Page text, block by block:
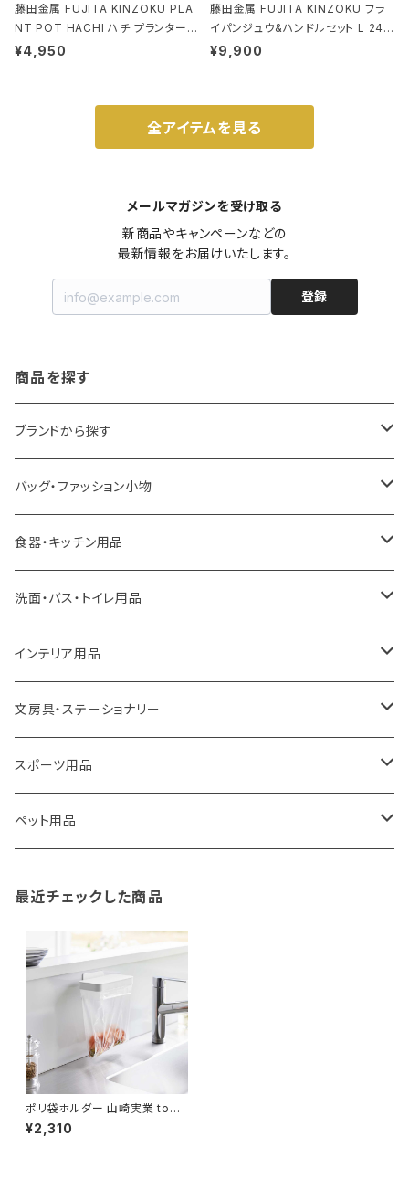
藤田金属 FUJITA KINZOKU PLA
NT POT HACHI ハチ プランターポ
ット 3号 ブラック
¥4,950
藤田金属 FUJITA KINZOKU フラ
イパンジュウ&ハンドルセット L 24c
m ガス火・IH対応 鉄フライパン ウォ
¥9,900
全アイテムを見る
メールマガジンを受け取る
新商品やキャンペーンなどの
最新情報をお届けいたします。
登録
商品を探す
ブランドから探す
LOQI
ideaco
a.depeche
ROOTOTE
100percent
藤田金属
TG
paperblanks
KIND BAG LONDON
tower
バッグ・ファッション小物
エコバッグ
アクセサリー
トートバッグ
保冷バッグ
リュックサック
ショルダーバッグ
スポーツバッグ
マザーズバッグ
パソコンケース
バッグアクセサリー
食器・キッチン用品
キッチンラック
キッチンペーパーホルダー
食器・テーブルウェア
ゴミ箱
収納用品
ソープディスペンサー
タオルハンガー
調理器具・調理小物
ディッシュラック
洗面・バス・トイレ用品
洗面用品
掃除・洗濯用品
トイレ用品
バス用品
インテリア用品
アイロン台
アクセサリー収納
ウェットティッシュケース
ガーデニング用品
クッション・クッションカバー
玄関収納
文房具・ステーショナリー
筆記具・ペン
ノート
スポーツ用品
卓球用品
ペット用品
猫用グッズ
最近チェックした商品
ポリ袋ホルダー 山崎実業 towe
r タワー マグネット蓋付きポリ袋
ホルダー 1919 ホワイト
¥2,310